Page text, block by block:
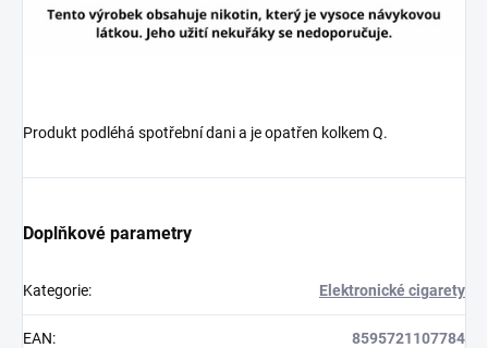
Produkt podléhá spotřební dani a je opatřen kolkem Q.
Doplňkové parametry
Kategorie: Elektronické cigarety
EAN: 8595721107784